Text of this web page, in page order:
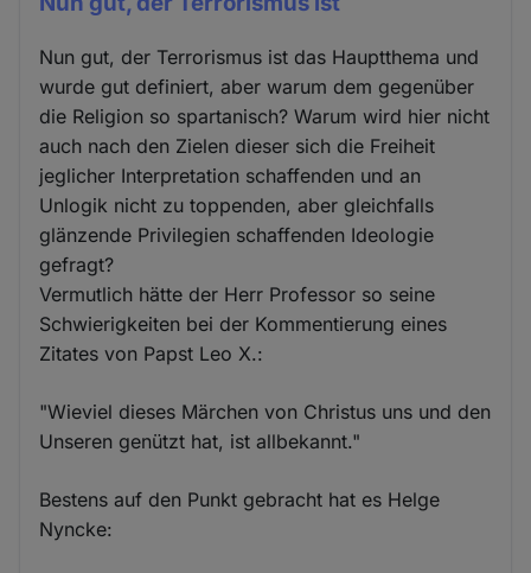
Nun gut, der Terrorismus ist das Hauptthema und
wurde gut definiert, aber warum dem gegenüber
die Religion so spartanisch? Warum wird hier nicht
auch nach den Zielen dieser sich die Freiheit
jeglicher Interpretation schaffenden und an
Unlogik nicht zu toppenden, aber gleichfalls
glänzende Privilegien schaffenden Ideologie
gefragt?
Vermutlich hätte der Herr Professor so seine
Schwierigkeiten bei der Kommentierung eines
Zitates von Papst Leo X.:
"Wieviel dieses Märchen von Christus uns und den
Unseren genützt hat, ist allbekannt."
Bestens auf den Punkt gebracht hat es Helge
Nyncke: